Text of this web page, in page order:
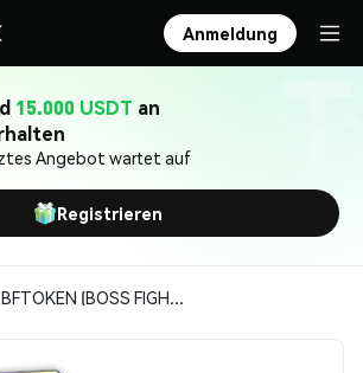
Anmeldung
15.000 USDT an
Angebot wartet auf
Registrieren
BFTOKEN (BOSS FIGHTERS Token)